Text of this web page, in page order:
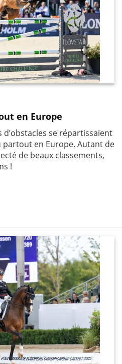
en Europe
d’obstacles se répartissaient
partout en Europe. Autant de
de beaux classements,
!